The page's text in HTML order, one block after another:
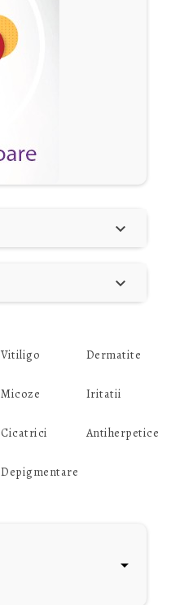


Vitiligo Dermatite
Micoze Iritatii
Cicatrici Antiherpetice
Depigmentare
